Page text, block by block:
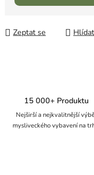
Zeptat se Hlídat
15 000+ Produktu
Nejširší a nejkvalitnější
mysliveckého vybavení na